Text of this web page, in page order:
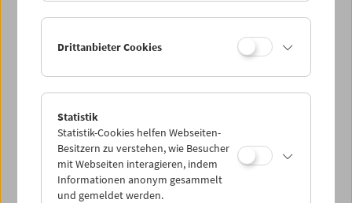
David Bowie. Killing a Little Time
Drittanbieter Cookies
Statistik
Statistik-Cookies helfen Webseiten-
Besitzern zu verstehen, wie Besucher
mit Webseiten interagieren, indem
Informationen anonym gesammelt
und gemeldet werden.